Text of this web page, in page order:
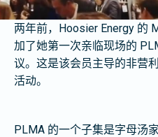
两年前，Hoosier Energy 的
加了她第一次亲临现场的
议。这是该会员主导的非营
活动。
PLMA 的一个子集是字母汤